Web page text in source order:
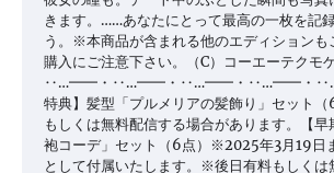
きます。……あなたにとって最高の一枚を記
う。※本商品が含まれる他のエディションも
購入にご注意下さい。（C）コーエーテクモ
‥…━━・‥…━━・‥…━━・‥…━━・‥…【
特典】髪型「プルメリアの髪飾り」セット
もしくは無料配信する場合があります。【
袍コーデ」セット（6点）※2025年3月19日
として付属いたします。※後日有料もしくは